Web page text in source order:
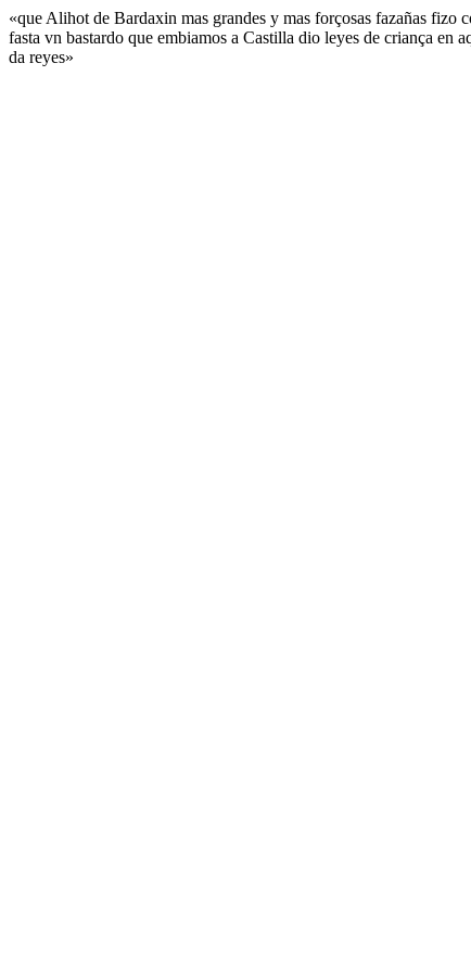
«que Alihot de Bardaxin mas grandes y mas forçosas fazañas fizo
fasta vn bastardo que embiamos a Castilla dio leyes de criança en
da reyes»